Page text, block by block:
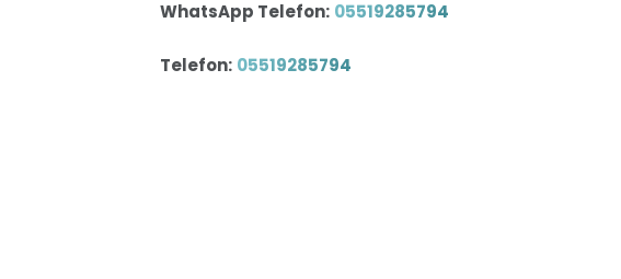
WhatsApp Telefon: 05519285794
Telefon: 05519285794